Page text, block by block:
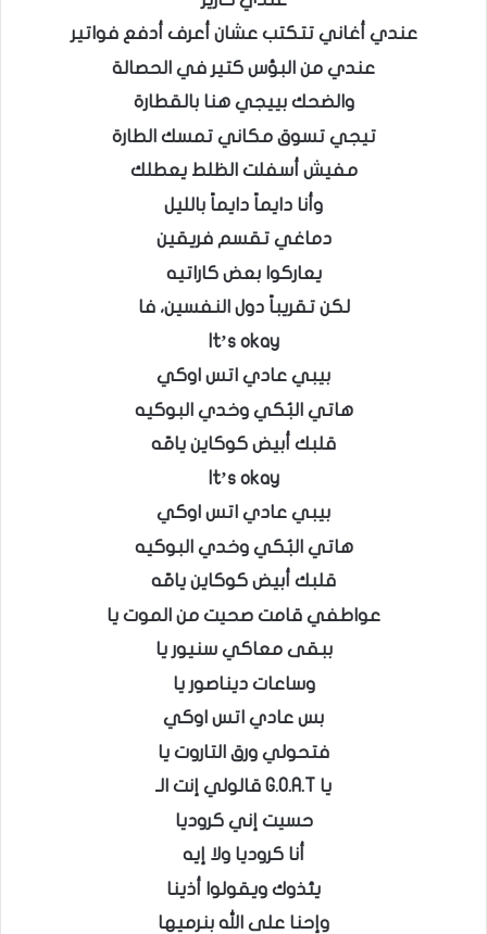
عندي أغاني تتكتب عشان أعرف أدفع فواتير
عندي من البؤس كتير في الحصالة
والضحك بييجي هنا بالقطارة
تيجي تسوق مكاني تمسك الطارة
مفيش أسفلت الظلط يعطلك
وأنا دايماً دايماً بالليل
دماغي تقسم فريقين
يعاركوا بعض كاراتيه
لكن تقريباً دول النفسين، فا
It’s okay
بيبي عادي اتس اوكي
هاتي البُكي وخدي البوكيه
قلبك أبيض كوكاين يامّه
It’s okay
بيبي عادي اتس اوكي
هاتي البُكي وخدي البوكيه
قلبك أبيض كوكاين يامّه
عواطفي قامت صحيت من الموت يا
ببقى معاكي سنيور يا
وساعات ديناصور يا
بس عادي اتس اوكي
فتحولي ورق التاروت يا
يا G.O.A.T قالولي إنت الـ
حسيت إني كروديا
أنا كروديا ولا إيه
يئذوك ويقولوا أذينا
وإحنا على الله بنرميها